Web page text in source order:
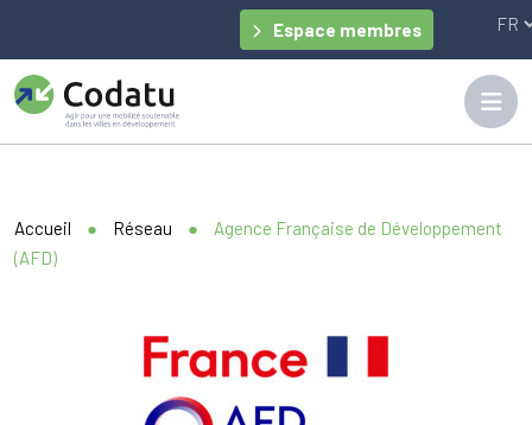
Espace membres
Accueil ● Réseau ●
Agence Française de Développement
(AFD)
Panneau de gestion des cookies